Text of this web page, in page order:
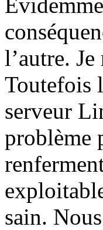
l’autre.
Toutefois
serveur
problème
sain.